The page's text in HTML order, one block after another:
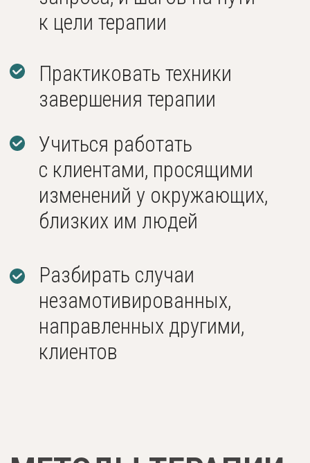
на решение краткосрочная
терапия
Протоколы особого вида
когнитивно-поведенческой
терапии
Сверхкраткосрочная КПТ
других
Фокусированная терапия
принятия и ответственности
fACT